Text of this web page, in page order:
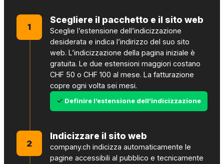
1
Scegliere il pacchetto e il sito web
Sceglie l’estensione dell’indicizzazione
desiderata e indica l’indirizzo del suo sito
web. L’indicizzazione della pagina iniziale è
gratuita. Le due estensioni maggiori costano
CHF 50 o CHF 100 al mese. La fatturazione
copre ogni volta sei mesi.
Definire l’estensione dell’indicizzazione
2
Indicizzare il sito web
company.ch indicizza automaticamente le
pagine accessibili al pubblico e tecnicamente